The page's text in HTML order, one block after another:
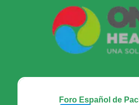
Foro Español de